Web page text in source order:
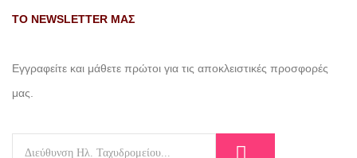
ΤΟ NEWSLETTER ΜΑΣ
Εγγραφείτε και μάθετε πρώτοι για τις αποκλειστικές προσφορές
μας.